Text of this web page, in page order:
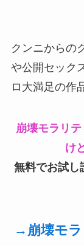
クンニからの
や公開セック
ロ大満足の作
崩壊モラリ
け
無料でお試し
→崩壊モラ